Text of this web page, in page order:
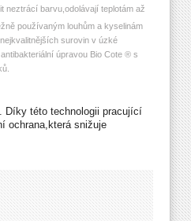
neztrácí barvu,odolávají teplotám až
používaným louhům a kyselinám
surovin v úzké
úpravou Bio Cote ® s
Díky této technologii pracující
ochrana,která snižuje